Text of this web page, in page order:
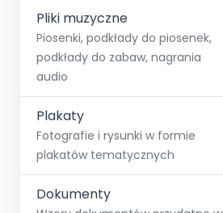
Pliki muzyczne
Piosenki, podkłady do piosenek,
podkłady do zabaw, nagrania
audio
Plakaty
Fotografie i rysunki w formie
plakatów tematycznych
Dokumenty